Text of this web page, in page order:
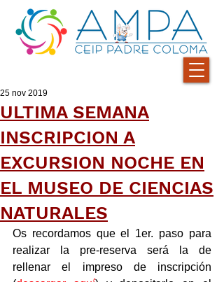
ULTIMA SEMANA
INSCRIPCION A
EXCURSION NOCHE EN
EL MUSEO DE CIENCIAS
NATURALES
25 nov 2019
Os recordamos que el 1er. paso para
realizar la pre-reserva será la de
rellenar el impreso de inscripción